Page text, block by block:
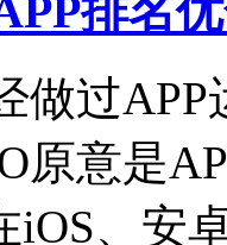
排名
做过
原意是
iOS、安